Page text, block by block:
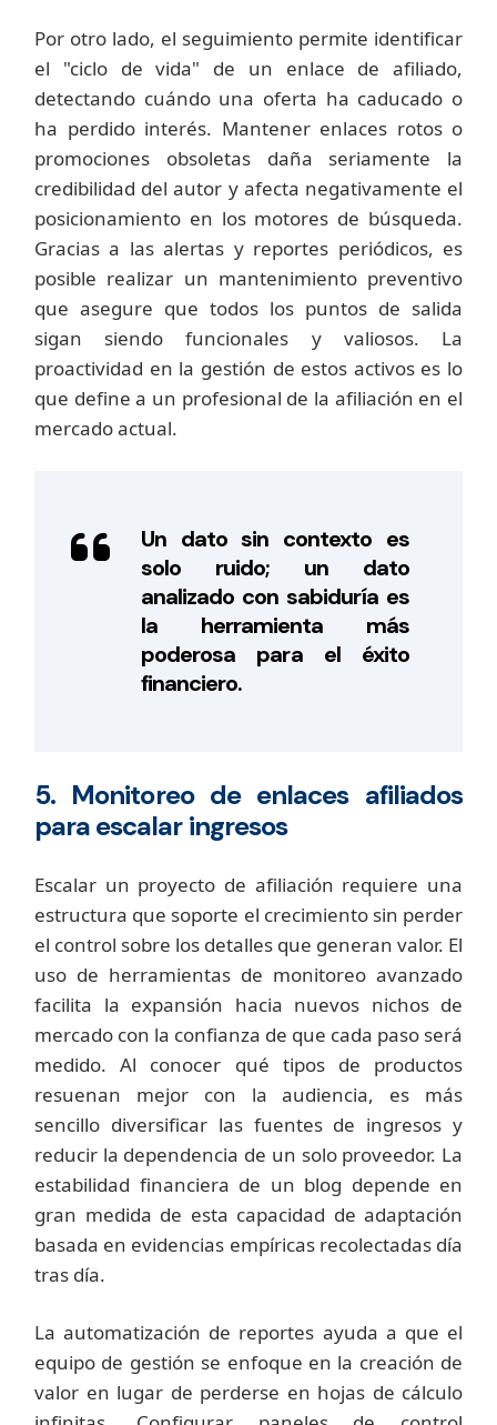
Por otro lado, el seguimiento permite identificar
el "ciclo de vida" de un enlace de afiliado,
detectando cuándo una oferta ha caducado o
ha perdido interés. Mantener enlaces rotos o
promociones obsoletas daña seriamente la
credibilidad del autor y afecta negativamente el
posicionamiento en los motores de búsqueda.
Gracias a las alertas y reportes periódicos, es
posible realizar un mantenimiento preventivo
que asegure que todos los puntos de salida
sigan siendo funcionales y valiosos. La
proactividad en la gestión de estos activos es lo
que define a un profesional de la afiliación en el
mercado actual.
Un dato sin contexto es
solo ruido; un dato
analizado con sabiduría es
la herramienta más
poderosa para el éxito
financiero.
5. Monitoreo de enlaces afiliados
para escalar ingresos
Escalar un proyecto de afiliación requiere una
estructura que soporte el crecimiento sin perder
el control sobre los detalles que generan valor. El
uso de herramientas de monitoreo avanzado
facilita la expansión hacia nuevos nichos de
mercado con la confianza de que cada paso será
medido. Al conocer qué tipos de productos
resuenan mejor con la audiencia, es más
sencillo diversificar las fuentes de ingresos y
reducir la dependencia de un solo proveedor. La
estabilidad financiera de un blog depende en
gran medida de esta capacidad de adaptación
basada en evidencias empíricas recolectadas día
tras día.
La automatización de reportes ayuda a que el
equipo de gestión se enfoque en la creación de
valor en lugar de perderse en hojas de cálculo